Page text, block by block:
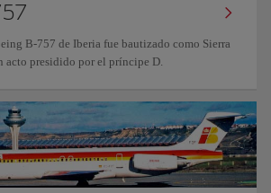
B-757 de Iberia fue bautizado como Sierra
acto presidido por el príncipe D.